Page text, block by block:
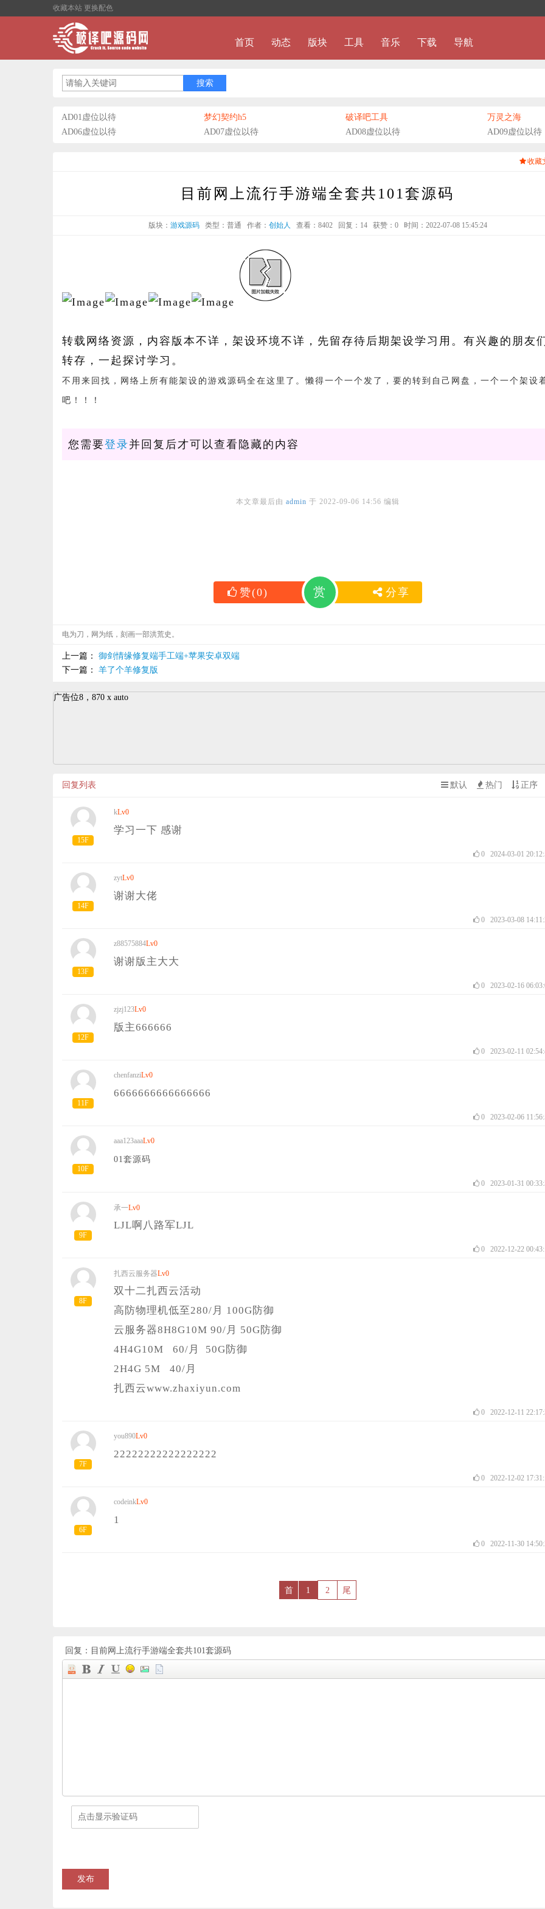
收藏本站 更换配色
首页 动态 版块 工具 音乐 下载 导航
AD01虚位以待 梦幻契约h5 破译吧工具
万灵之海
AD06虚位以待
AD07虚位以待 AD08虚位以待 AD09虚位以待
收藏
目前网上流行手游端全套共101套源码
版块： 游戏源码 类型：普通 作者： 创始人 查看：8402 回复：14 获赞： 0 时间：2022-07-08 15:45:24
转载网络资源，内容版本不详，架设环境不详，先留存待后期架设学习用。有兴趣的朋友
转存，一起探讨学习。
不用来回找，网络上所有能架设的游戏源码全在这里了。懒得一个一个发了，要的转到自己网盘，一个一个架设
吧！！！
您需要登录并回复后才可以查看隐藏的内容
本文章最后由 admin 于 2022-09-06 14:56 编辑
赞(0) 赏 分享
电为刀，网为纸，刻画一部洪荒史。
上一篇： 御剑情缘修复端手工端+苹果安卓双端
下一篇： 羊了个羊修复版
广告位8，870 x auto
回复列表 默认 热门 正序
15F
kLv0
学习一下 感谢
02024-03-01
14F
zytLv0
谢谢大佬
02023-03-08
13F
z88575884Lv0
谢谢版主大大
02023-02-16
12F
zjzj123Lv0
版主666666
02023-02-11
11F
chenfanziLv0
6666666666666666
02023-02-06
10F
aaa123aaaLv0
01套源码
02023-01-31
9F
承一Lv0
LJL啊八路军LJL
02022-12-22
8F
扎西云服务器Lv0
双十二扎西云活动
高防物理机低至280/月 100G防御
云服务器8H8G10M 90/月 50G防御
4H4G10M 60/月 50G防御
2H4G 5M 40/月
扎西云www.zhaxiyun.com
02022-12-11
7F
you890Lv0
22222222222222222
02022-12-02
6F
codeinkLv0
1
02022-11-30
首 1 2 尾
回复：目前网上流行手游端全套共101套源码
发布